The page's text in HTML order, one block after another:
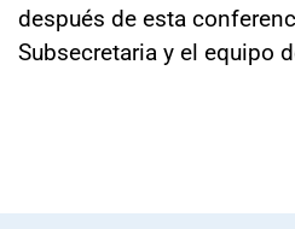
después de esta
Subsecretaria y el equipo